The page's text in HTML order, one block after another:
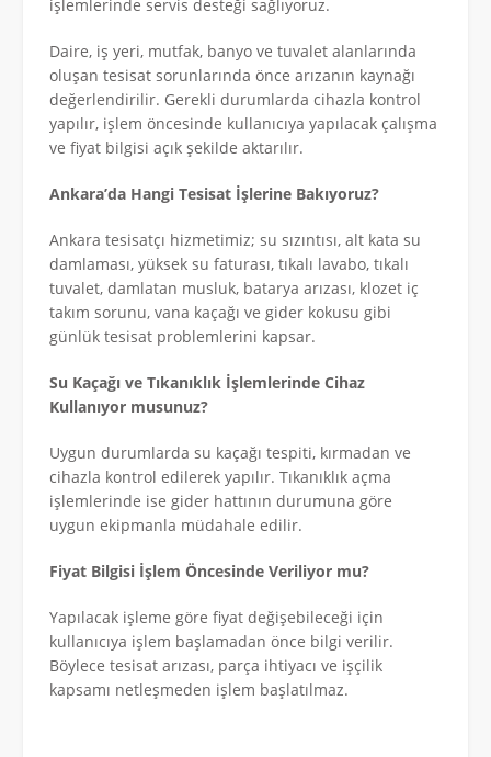
işlemlerinde servis desteği sağlıyoruz.
Daire, iş yeri, mutfak, banyo ve tuvalet alanlarında
oluşan tesisat sorunlarında önce arızanın kaynağı
değerlendirilir. Gerekli durumlarda cihazla kontrol
yapılır, işlem öncesinde kullanıcıya yapılacak çalışma
ve fiyat bilgisi açık şekilde aktarılır.
Ankara’da Hangi Tesisat İşlerine Bakıyoruz?
Ankara tesisatçı hizmetimiz; su sızıntısı, alt kata su
damlaması, yüksek su faturası, tıkalı lavabo, tıkalı
tuvalet, damlatan musluk, batarya arızası, klozet iç
takım sorunu, vana kaçağı ve gider kokusu gibi
günlük tesisat problemlerini kapsar.
Su Kaçağı ve Tıkanıklık İşlemlerinde Cihaz
Kullanıyor musunuz?
Uygun durumlarda su kaçağı tespiti, kırmadan ve
cihazla kontrol edilerek yapılır. Tıkanıklık açma
işlemlerinde ise gider hattının durumuna göre
uygun ekipmanla müdahale edilir.
Fiyat Bilgisi İşlem Öncesinde Veriliyor mu?
Yapılacak işleme göre fiyat değişebileceği için
kullanıcıya işlem başlamadan önce bilgi verilir.
Böylece tesisat arızası, parça ihtiyacı ve işçilik
kapsamı netleşmeden işlem başlatılmaz.